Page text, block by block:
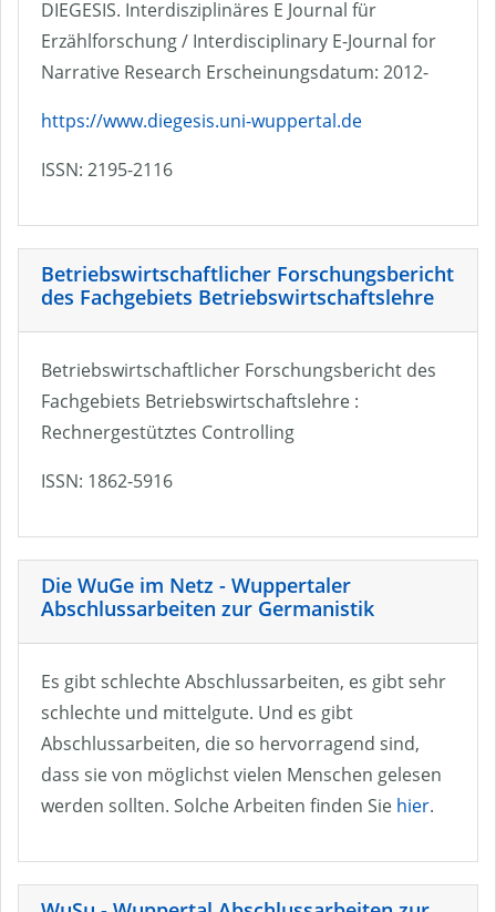
DIEGESIS. Interdisziplinäres E Journal für
Erzählforschung / Interdisciplinary E-Journal for
Narrative Research Erscheinungsdatum: 2012-
https://www.diegesis.uni-wuppertal.de
ISSN: 2195-2116
Betriebswirtschaftlicher Forschungsbericht
des Fachgebiets Betriebswirtschaftslehre
Betriebswirtschaftlicher Forschungsbericht des
Fachgebiets Betriebswirtschaftslehre :
Rechnergestütztes Controlling
ISSN: 1862-5916
Die WuGe im Netz - Wuppertaler
Abschlussarbeiten zur Germanistik
Es gibt schlechte Abschlussarbeiten, es gibt sehr
schlechte und mittelgute. Und es gibt
Abschlussarbeiten, die so hervorragend sind,
dass sie von möglichst vielen Menschen gelesen
werden sollten. Solche Arbeiten finden Sie hier.